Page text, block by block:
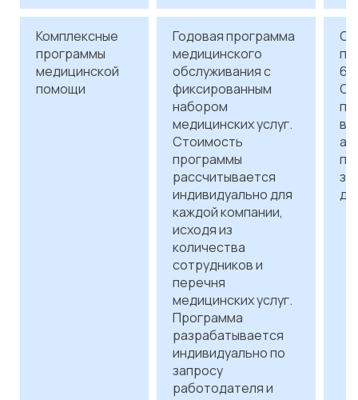
Комплексные
программы
медицинской
помощи
Годовая программа
медицинского
обслуживания с
фиксированным
набором
медицинских услуг.
Стоимость
программы
рассчитывается
индивидуально для
каждой компании,
исходя из
количества
сотрудников и
перечня
медицинских услуг.
Программа
разрабатывается
индивидуально по
запросу
работодателя и
в